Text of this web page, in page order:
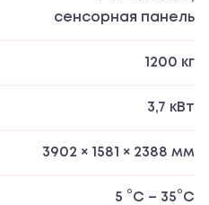
сенсорная панель
1200 кг
3,7 кВт
3902 × 1581 × 2388 мм
5 °С – 35°С